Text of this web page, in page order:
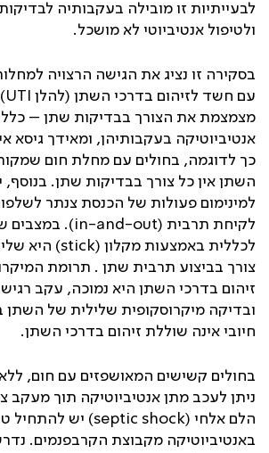
לבעייתיות זו מובילה בעקבותיה
ולטיפול אנטיביוטי לא מושכל.
בסקירה זו נציג את הגישה הרצויה
עם חשד לזיהום בדרכי השתן (להלן UTI
מצמצמת את הצורך בבדיקות שתן –
אנטיביוטיקה בעקבותיהן, ומאידך גיסא
כך לדוגמה, בחולים עם מחלת חום
השתן אין כל צורך בבדיקות שתן.
למינימום פעולות של הכנסת צנתר
לקיחת תרבית (in-and-out). במצבים
לכללית באמצעות מקלון (stick) היא
צורך בביצוע תרבית שתן . תרומת
זיהום בדרכי השתן היא נמוכה, עקב
ובדיקה מיקרוסקופית שלילית של השתן
חיובי אינה שוללת זיהום בדרכי השתן.
בחולים קשישים המאושפזים עם חום,
ניתן לעכב מתן אנטיביוטיקה תוך מעקב
הלם אלחי (septic shock) יש להתחיל
באנטיביוטיקה מקבוצת הקרבפנמים.